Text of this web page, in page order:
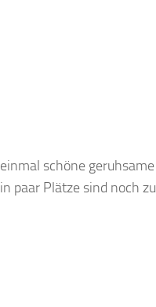
schöne geruhsame
Plätze sind noch zu